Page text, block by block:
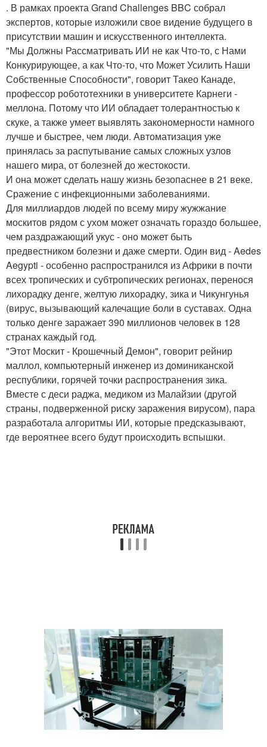
. В рамках проекта Grand Challenges BBC собрал
экспертов, которые изложили свое видение будущего в
присутствии машин и искусственного интеллекта.
"Мы Должны Рассматривать ИИ не как Что-то, с Нами
Конкурирующее, а как Что-то, что Может Усилить Наши
Собственные Способности", говорит Такео Канаде,
профессор робототехники в университете Карнеги -
меллона. Потому что ИИ обладает толерантностью к
скуке, а также умеет выявлять закономерности намного
лучше и быстрее, чем люди. Автоматизация уже
принялась за распутывание самых сложных узлов
нашего мира, от болезней до жестокости.
И она может сделать нашу жизнь безопаснее в 21 веке.
Сражение с инфекционными заболеваниями.
Для миллиардов людей по всему миру жужжание
москитов рядом с ухом может означать гораздо большее,
чем раздражающий укус - оно может быть
предвестником болезни и даже смерти. Один вид - Aedes
Aegypti - особенно распространился из Африки в почти
всех тропических и субтропических регионах, перенося
лихорадку денге, желтую лихорадку, зика и Чикунгунья
(вирус, вызывающий калечащие боли в суставах. Одна
только денге заражает 390 миллионов человек в 128
странах каждый год.
"Этот Москит - Крошечный Демон", говорит рейнир
маллол, компьютерный инженер из доминиканской
республики, горячей точки распространения зика.
Вместе с деси раджа, медиком из Малайзии (другой
страны, подверженной риску заражения вирусом), пара
разработала алгоритмы ИИ, которые предсказывают,
где вероятнее всего будут происходить вспышки.